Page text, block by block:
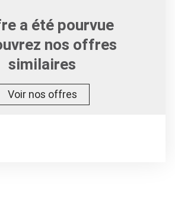
a été pourvue
nos offres
similaires
Voir nos offres